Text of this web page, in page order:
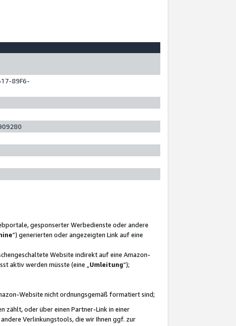
89F6-
gesponserter Werbedienste oder andere
“) generierten oder angezeigten Link auf eine
Website indirekt auf eine Amazon-
aktiv werden müsste (eine „ Umleitung“);
Website nicht ordnungsgemäß formatiert sind;
zählt, oder über einen Partner-Link in einer
Verlinkungstools, die wir Ihnen ggf. zur